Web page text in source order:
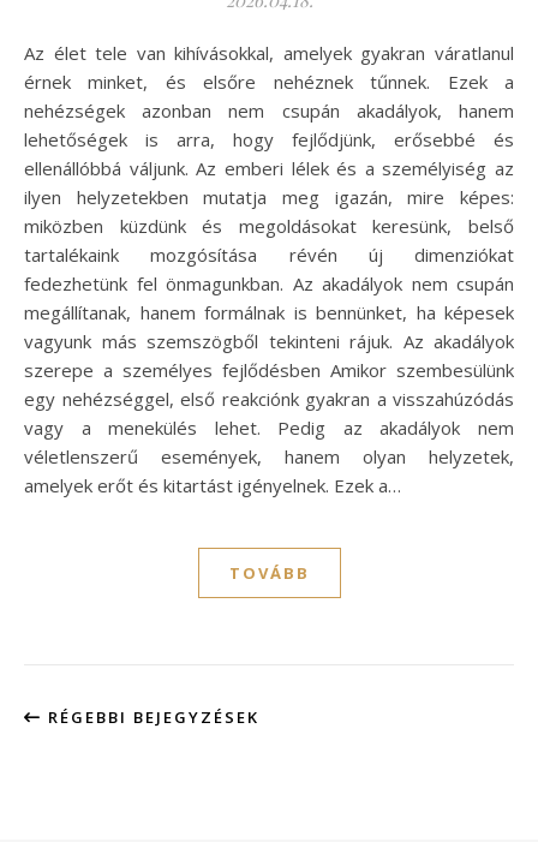
Az élet tele van kihívásokkal, amelyek gyakran váratlanul
érnek minket, és elsőre nehéznek tűnnek. Ezek a
nehézségek azonban nem csupán akadályok, hanem
lehetőségek is arra, hogy fejlődjünk, erősebbé és
ellenállóbbá váljunk. Az emberi lélek és a személyiség az
ilyen helyzetekben mutatja meg igazán, mire képes:
miközben küzdünk és megoldásokat keresünk, belső
tartalékaink mozgósítása révén új dimenziókat
fedezhetünk fel önmagunkban. Az akadályok nem csupán
megállítanak, hanem formálnak is bennünket, ha képesek
vagyunk más szemszögből tekinteni rájuk. Az akadályok
szerepe a személyes fejlődésben Amikor szembesülünk
egy nehézséggel, első reakciónk gyakran a visszahúzódás
vagy a menekülés lehet. Pedig az akadályok nem
véletlenszerű események, hanem olyan helyzetek,
amelyek erőt és kitartást igényelnek. Ezek a…
TOVÁBB
RÉGEBBI BEJEGYZÉSEK